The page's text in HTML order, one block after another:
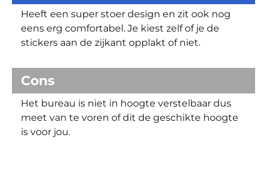
Heeft een super stoer design en zit ook nog
eens erg comfortabel. Je kiest zelf of je de
stickers aan de zijkant opplakt of niet.
Cons
Het bureau is niet in hoogte verstelbaar dus
meet van te voren of dit de geschikte hoogte
is voor jou.